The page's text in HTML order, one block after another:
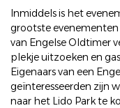
Inmiddels is het
grootste evenementen
van Engelse Oldtimer
plekje uitzoeken en
Eigenaars van een
geïnteresseerden zijn
naar het Lido Park te